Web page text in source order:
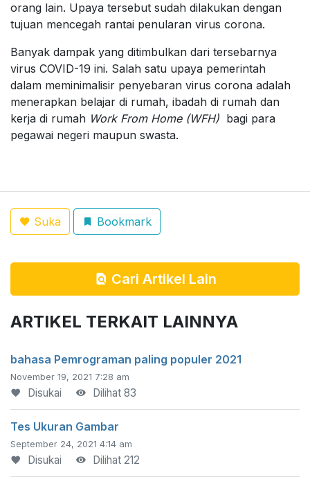
orang lain. Upaya tersebut sudah dilakukan dengan
tujuan mencegah rantai penularan virus corona.
Banyak dampak yang ditimbulkan dari tersebarnya
virus COVID-19 ini. Salah satu upaya pemerintah
dalam meminimalisir penyebaran virus corona adalah
menerapkan belajar di rumah, ibadah di rumah dan
kerja di rumah Work From Home (WFH) bagi para
pegawai negeri maupun swasta.
Suka Bookmark
Cari Artikel Lain
ARTIKEL TERKAIT LAINNYA
bahasa Pemrograman paling populer 2021
November 19, 2021 7:28 am
Disukai Dilihat 83
Tes Ukuran Gambar
September 24, 2021 4:14 am
Disukai Dilihat 212